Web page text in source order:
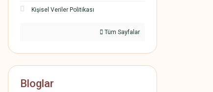
Kişisel Veriler Politikası
Tüm Sayfalar
Bloglar